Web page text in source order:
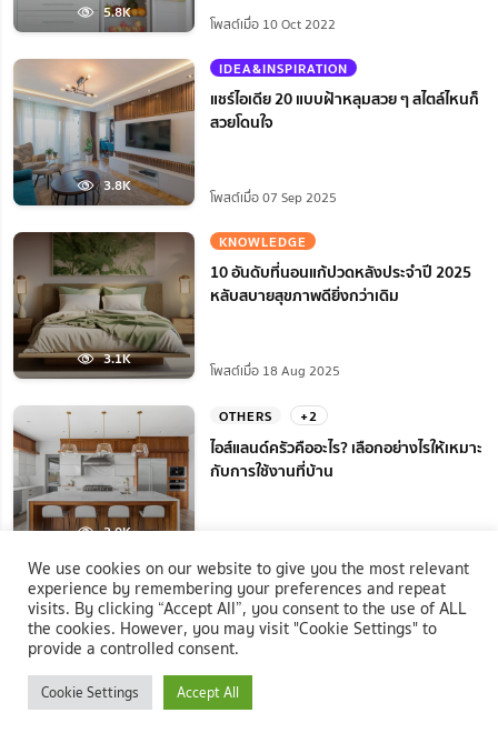
5.8K
โพสต์เมื่อ 10 Oct 2022
3.8K
IDEA&INSPIRATION
แชร์ไอเดีย 20 แบบฝ้าหลุมสวย ๆ สไตล์ไหนก็
สวยโดนใจ
โพสต์เมื่อ 07 Sep 2025
3.1K
KNOWLEDGE
10 อันดับที่นอนแก้ปวดหลังประจำปี 2025
หลับสบายสุขภาพดียิ่งกว่าเดิม
โพสต์เมื่อ 18 Aug 2025
3.0K
OTHERS +2
ไอส์แลนด์ครัวคืออะไร? เลือกอย่างไรให้เหมาะ
กับการใช้งานที่บ้าน
2.6K
HOME REPAIR +2
คอมแอร์ไม่หมุน ไม่ทํางานเกิดจากอะไร? แก้
ยังไงได้บ้างก่อนแอร์พัง!
โพสต์เมื่อ 18 Aug 2025
We use cookies on our website to give you the most relevant
experience by remembering your preferences and repeat
visits. By clicking “Accept All”, you consent to the use of ALL
the cookies. However, you may visit "Cookie Settings" to
provide a controlled consent.
Cookie Settings Accept All